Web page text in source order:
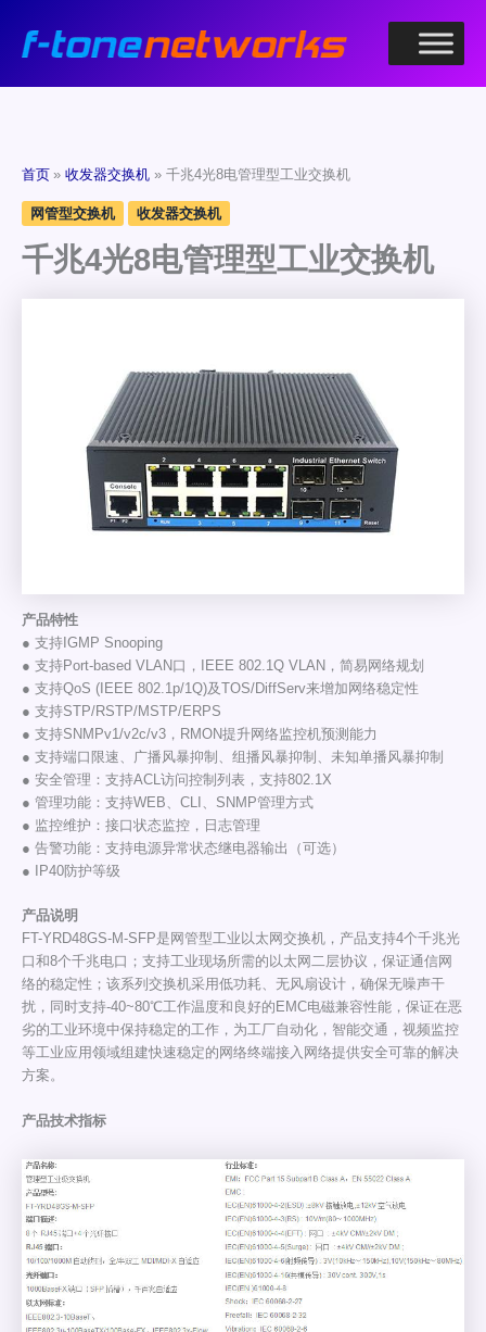
首页 收发器交换机 千兆4光8电管理型工业交换机
网管型交换机 收发器交换机
千兆4光8电管理型工业交换机
产品特性
● 支持IGMP Snooping
● 支持Port-based VLAN口，IEEE 802.1Q VLAN，简易网络规划
● 支持QoS (IEEE 802.1p/1Q)及TOS/DiffServ来增加网络稳定性
● 支持STP/RSTP/MSTP/ERPS
● 支持SNMPv1/v2c/v3，RMON提升网络监控机预测能力
● 支持端口限速、广播风暴抑制、组播风暴抑制、未知单播风暴抑制
● 安全管理：支持ACL访问控制列表，支持802.1X
● 管理功能：支持WEB、CLI、SNMP管理方式
● 监控维护：接口状态监控，日志管理
● 告警功能：支持电源异常状态继电器输出（可选）
● IP40防护等级
产品说明
FT-YRD48GS-M-SFP是网管型工业以太网交换机，产品支持4个千兆光
口和8个千兆电口；支持工业现场所需的以太网二层协议，保证通信网
络的稳定性；该系列交换机采用低功耗、无风扇设计，确保无噪声干
扰，同时支持-40~80℃工作温度和良好的EMC电磁兼容性能，保证在恶
劣的工业环境中保持稳定的工作，为工厂自动化，智能交通，视频监控
等工业应用领域组建快速稳定的网络终端接入网络提供安全可靠的解决
方案。
产品技术指标